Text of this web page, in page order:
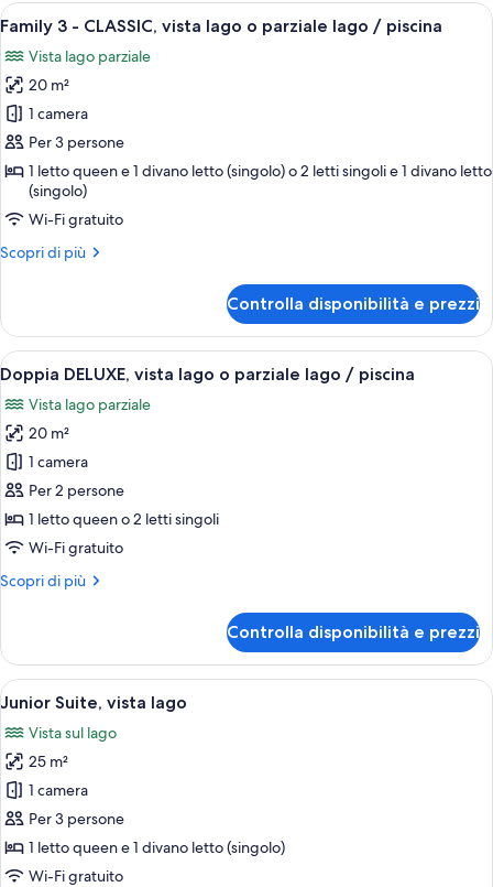
STANDARD,
vista
Apri
tutte
le
foto
per
Family
3
CLASSIC,
vista
lago
parziale
lago
/
piscina
Un soggiorno con una scala in
13
Family 3 - CLASSIC, vista lago o parziale lago / piscina
Vista lago parziale
20 m²
1 camera
Per 3 persone
1 letto queen e 1 divano letto (singolo) o 2 letti singoli e 1 divano letto
(singolo)
Wi-Fi gratuito
Scopri di più
Altri
3
CLASSIC,
vista
lago
o
parziale
lago
piscina
Controlla disponibilità e prezzi
Apri
tutte
le
foto
per
Doppia
DELUXE,
vista
o
/
piscina
Una camera d'albergo con un letto,
11
Doppia DELUXE, vista lago o parziale lago / piscina
Vista lago parziale
20 m²
1 camera
Per 2 persone
1 letto queen o 2 letti singoli
Wi-Fi gratuito
Scopri di più
Altri
DELUXE,
vista
lago
parziale
lago
piscina
Controlla disponibilità e prezzi
Apri
tutte
le
foto
per
Junior
Suite,
vista
Una camera d'albergo con un letto,
7
Junior Suite, vista lago
Vista sul lago
25 m²
1 camera
Per 3 persone
1 letto queen e 1 divano letto (singolo)
Wi-Fi gratuito